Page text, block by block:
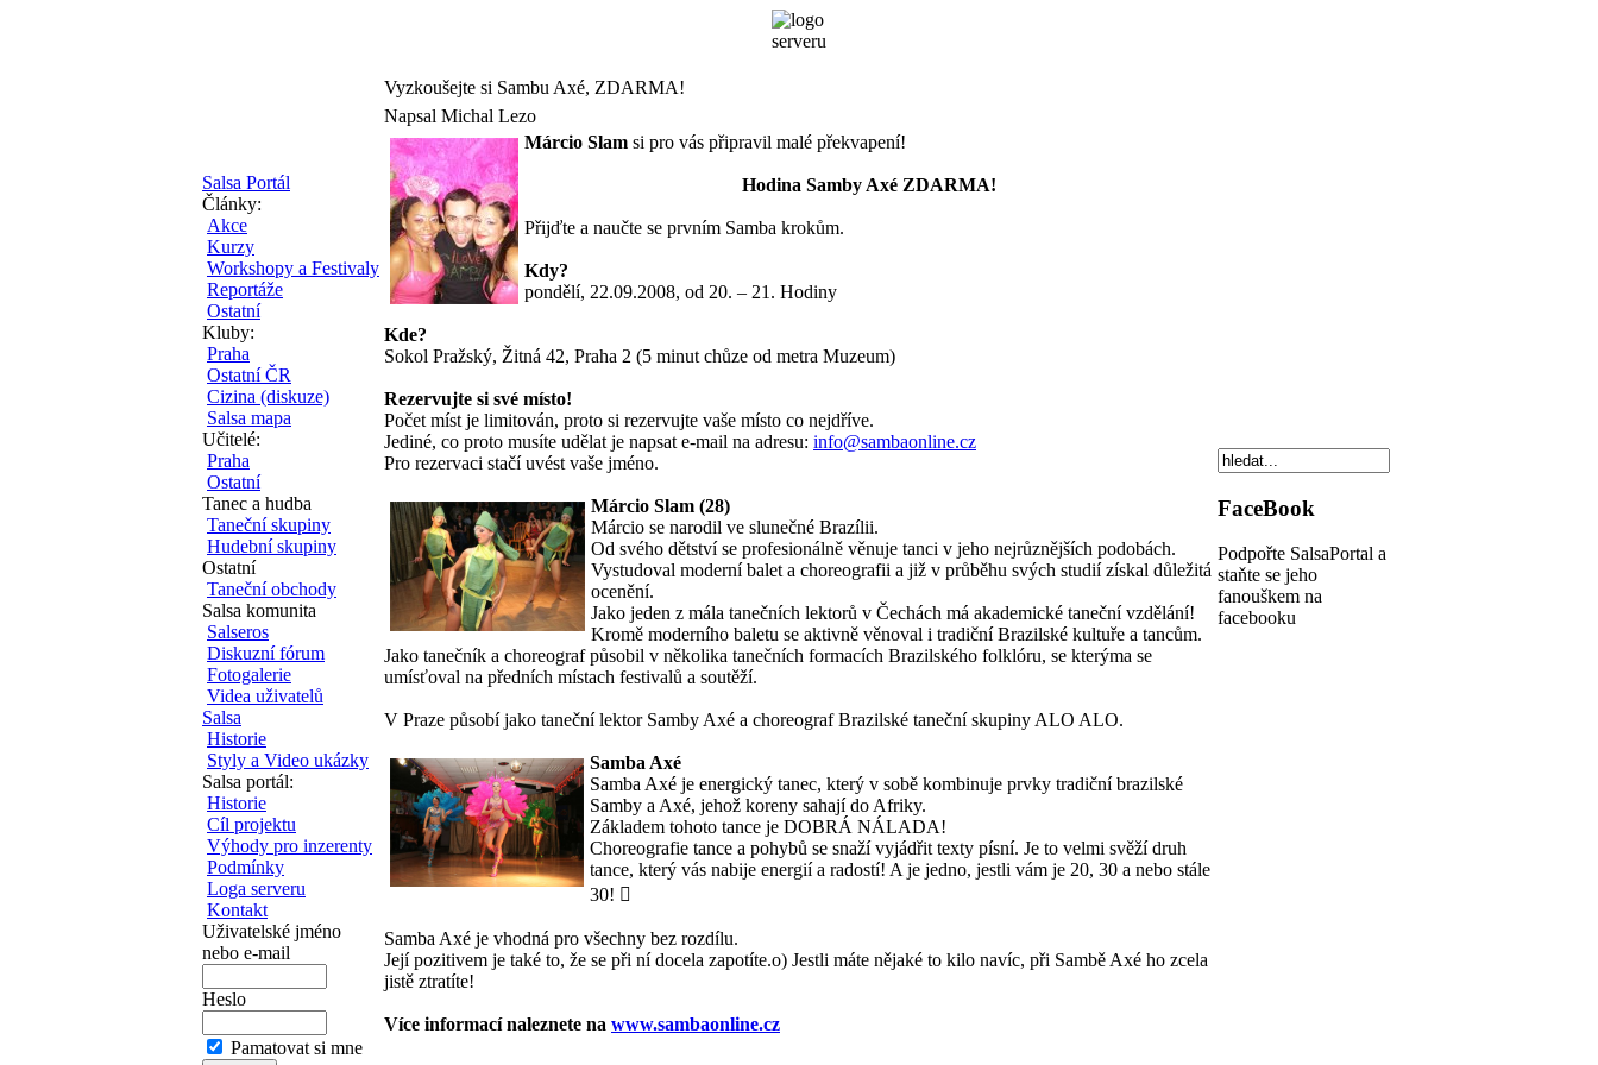
Salsa Portál
Články:
Akce
Kurzy
Workshopy a Festivaly
Reportáže
Ostatní
Kluby:
Praha
Ostatní ČR
Cizina (diskuze)
Salsa mapa
Učitelé:
Praha
Ostatní
Tanec a hudba
Taneční skupiny
Hudební skupiny
Ostatní
Taneční obchody
Salsa komunita
Salseros
Diskuzní fórum
Fotogalerie
Videa uživatelů
Salsa
Historie
Styly a Video ukázky
Salsa portál:
Historie
Cíl projektu
Výhody pro inzerenty
Podmínky
Loga serveru
Kontakt
Uživatelské jméno
nebo e-mail
Heslo
Pamatovat si mne
Vyzkoušejte si Sambu Axé, ZDARMA!
Napsal Michal Lezo
Márcio Slam si pro vás připravil malé překvapení!
Hodina Samby Axé ZDARMA!
Přijďte a naučte se prvním Samba krokům.
Kdy?
pondělí, 22.09.2008, od 20. – 21. Hodiny
Kde?
Sokol Pražský, Žitná 42, Praha 2 (5 minut chůze od metra Muzeum)
Rezervujte si své místo!
Počet míst je limitován, proto si rezervujte vaše místo co nejdříve.
Jediné, co proto musíte udělat je napsat e-mail na adresu: info@sambaonline.cz
Pro rezervaci stačí uvést vaše jméno.
Márcio Slam (28)
Márcio se narodil ve slunečné Brazílii.
Od svého dětství se profesionálně věnuje tanci v jeho nejrůznějších podobách.
Vystudoval moderní balet a choreografii a již v průběhu svých studií získal důležitá
ocenění.
Jako jeden z mála tanečních lektorů v Čechách má akademické taneční vzdělání!
Kromě moderního baletu se aktivně věnoval i tradiční Brazilské kultuře a tancům.
Jako tanečník a choreograf působil v několika tanečních formacích Brazilského folklóru, se kterýma se
umísťoval na předních místach festivalů a soutěží.
V Praze působí jako taneční lektor Samby Axé a choreograf Brazilské taneční skupiny ALO ALO.
Samba Axé
Samba Axé je energický tanec, který v sobě kombinuje prvky tradiční brazilské
Samby a Axé, jehož koreny sahají do Afriky.
Základem tohoto tance je DOBRÁ NÁLADA!
Choreografie tance a pohybů se snaží vyjádřit texty písní. Je to velmi svěží druh
tance, který vás nabije energií a radostí! A je jedno, jestli vám je 20, 30 a nebo stále
30! 
Samba Axé je vhodná pro všechny bez rozdílu.
Její pozitivem je také to, že se při ní docela zapotíte.o) Jestli máte nějaké to kilo navíc, při Sambě Axé ho zcela
jistě ztratíte!
Více informací naleznete na www.sambaonline.cz
FaceBook
Podpořte SalsaPortal a
staňte se jeho
fanouškem na
facebooku